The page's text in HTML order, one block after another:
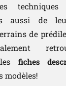
aussi de
de
fiches
modèles!